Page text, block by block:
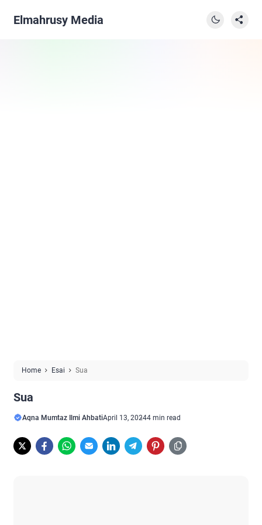
Elmahrusy Media
Home Esai Sua
Sua
Aqna Mumtaz Ilmi AhbatiApril 13, 20244 min read